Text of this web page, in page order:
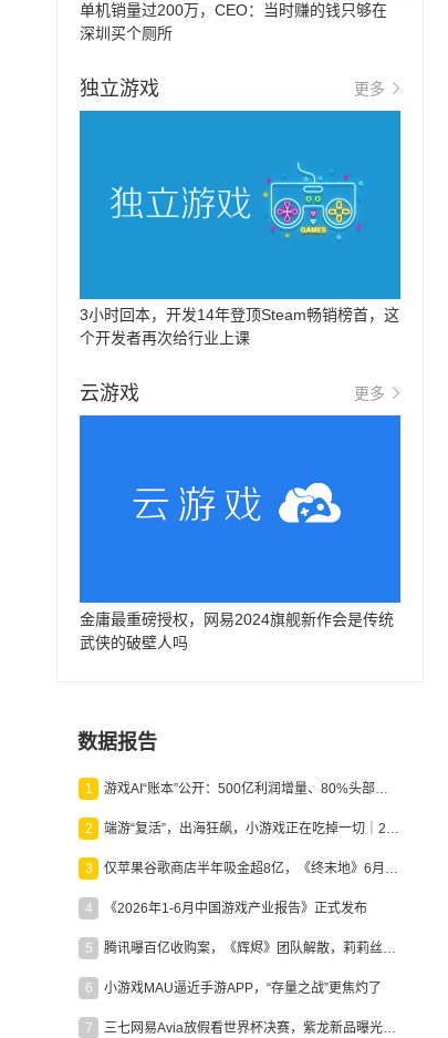
单机销量过200万，CEO：当时赚的钱只够在
深圳买个厕所
独立游戏 更多
3小时回本，开发14年登顶Steam畅销榜首，这
个开发者再次给行业上课
云游戏 更多
金庸最重磅授权，网易2024旗舰新作会是传统
武侠的破壁人吗
数据报告
1 游戏AI“账本”公开：500亿利润增量、80%头部入局，谁在闷声发财？
2 端游“复活”，出海狂飙，小游戏正在吃掉一切｜2026上半年产业报告
3 仅苹果谷歌商店半年吸金超8亿，《终末地》6月份收入显著回暖
4 《2026年1-6月中国游戏产业报告》正式发布
5 腾讯曝百亿收购案，《辉烬》团队解散，莉莉丝新作曝光｜陀螺周报
6 小游戏MAU逼近手游APP，“存量之战”更焦灼了
7 三七网易Avia放假看世界杯决赛，紫龙新品曝光，米哈游新作上线 | 陀螺周报